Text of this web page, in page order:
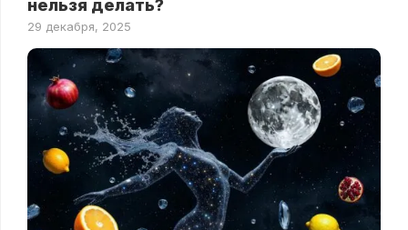
нельзя делать?
29 декабря, 2025